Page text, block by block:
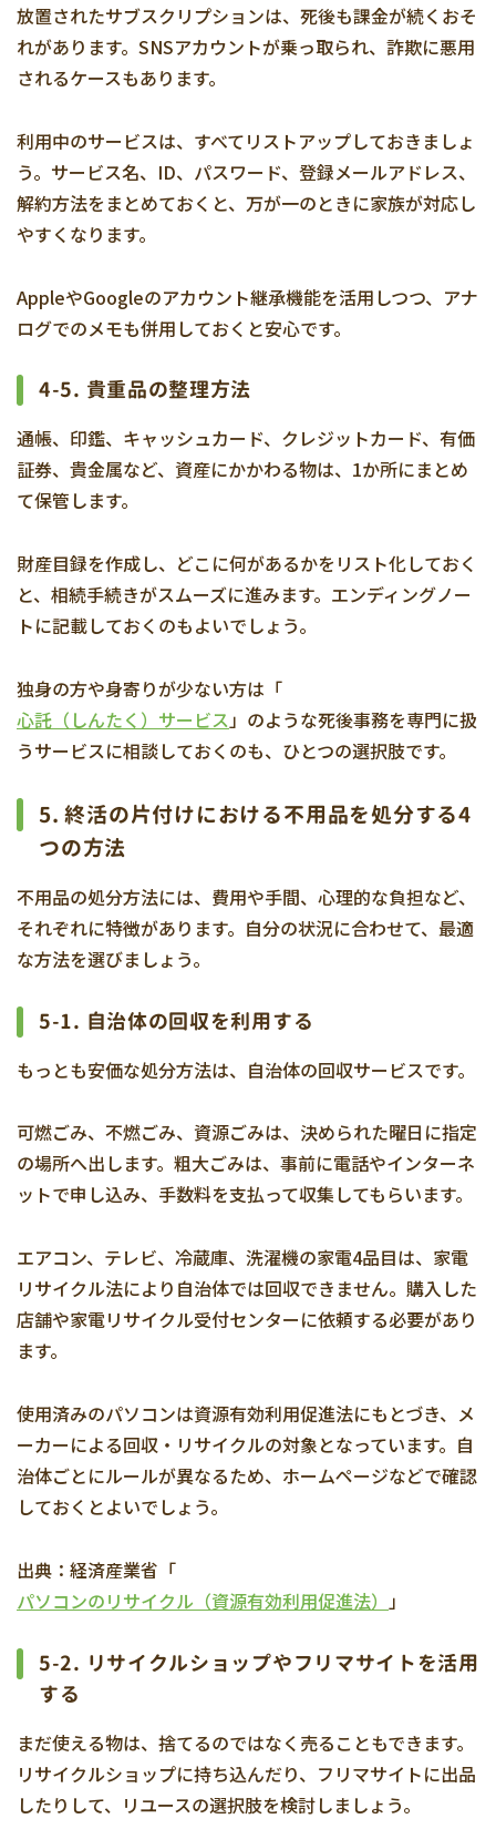
放置されたサブスクリプションは、死後も課金が続くおそ
れがあります。SNSアカウントが乗っ取られ、詐欺に悪用
されるケースもあります。
利用中のサービスは、すべてリストアップしておきましょ
う。サービス名、ID、パスワード、登録メールアドレス、
解約方法をまとめておくと、万が一のときに家族が対応し
やすくなります。
AppleやGoogleのアカウント継承機能を活用しつつ、アナ
ログでのメモも併用しておくと安心です。
4-5. 貴重品の整理方法
通帳、印鑑、キャッシュカード、クレジットカード、有価
証券、貴金属など、資産にかかわる物は、1か所にまとめ
て保管します。
財産目録を作成し、どこに何があるかをリスト化しておく
と、相続手続きがスムーズに進みます。エンディングノー
トに記載しておくのもよいでしょう。
独身の方や身寄りが少ない方は「
心託（しんたく）サービス」のような死後事務を専門に扱
うサービスに相談しておくのも、ひとつの選択肢です。
5. 終活の片付けにおける不用品を処分する4
つの方法
不用品の処分方法には、費用や手間、心理的な負担など、
それぞれに特徴があります。自分の状況に合わせて、最適
な方法を選びましょう。
5-1. 自治体の回収を利用する
もっとも安価な処分方法は、自治体の回収サービスです。
可燃ごみ、不燃ごみ、資源ごみは、決められた曜日に指定
の場所へ出します。粗大ごみは、事前に電話やインターネ
ットで申し込み、手数料を支払って収集してもらいます。
エアコン、テレビ、冷蔵庫、洗濯機の家電4品目は、家電
リサイクル法により自治体では回収できません。購入した
店舗や家電リサイクル受付センターに依頼する必要があり
ます。
使用済みのパソコンは資源有効利用促進法にもとづき、メ
ーカーによる回収・リサイクルの対象となっています。自
治体ごとにルールが異なるため、ホームページなどで確認
しておくとよいでしょう。
出典：経済産業省「
パソコンのリサイクル（資源有効利用促進法）
」
5-2. リサイクルショップやフリマサイトを活用
する
まだ使える物は、捨てるのではなく売ることもできます。
リサイクルショップに持ち込んだり、フリマサイトに出品
したりして、リユースの選択肢を検討しましょう。